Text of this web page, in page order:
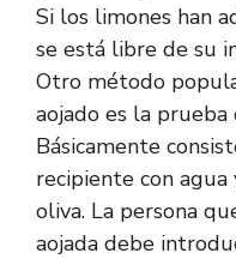
Si los limones han
se está libre de su
Otro método
aojado es la
Básicamente
recipiente con
oliva. La persona
aojada debe